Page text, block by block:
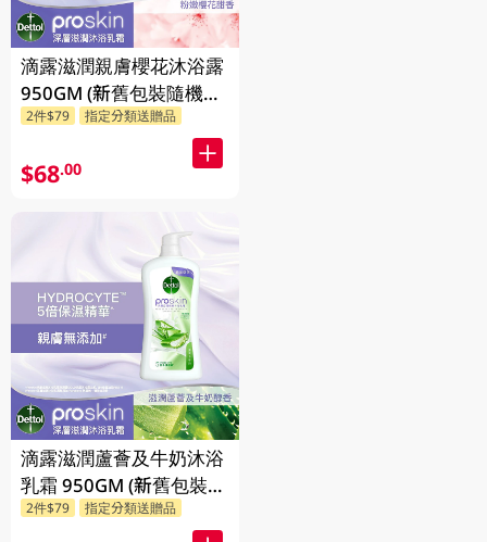
滴露滋潤親膚櫻花沐浴露
950GM (新舊包裝隨機發
貨)
2件$79 指定分類送贈品
$68.00
滴露滋潤蘆薈及牛奶沐浴
乳霜 950GM (新舊包裝隨
機發貨)
2件$79 指定分類送贈品